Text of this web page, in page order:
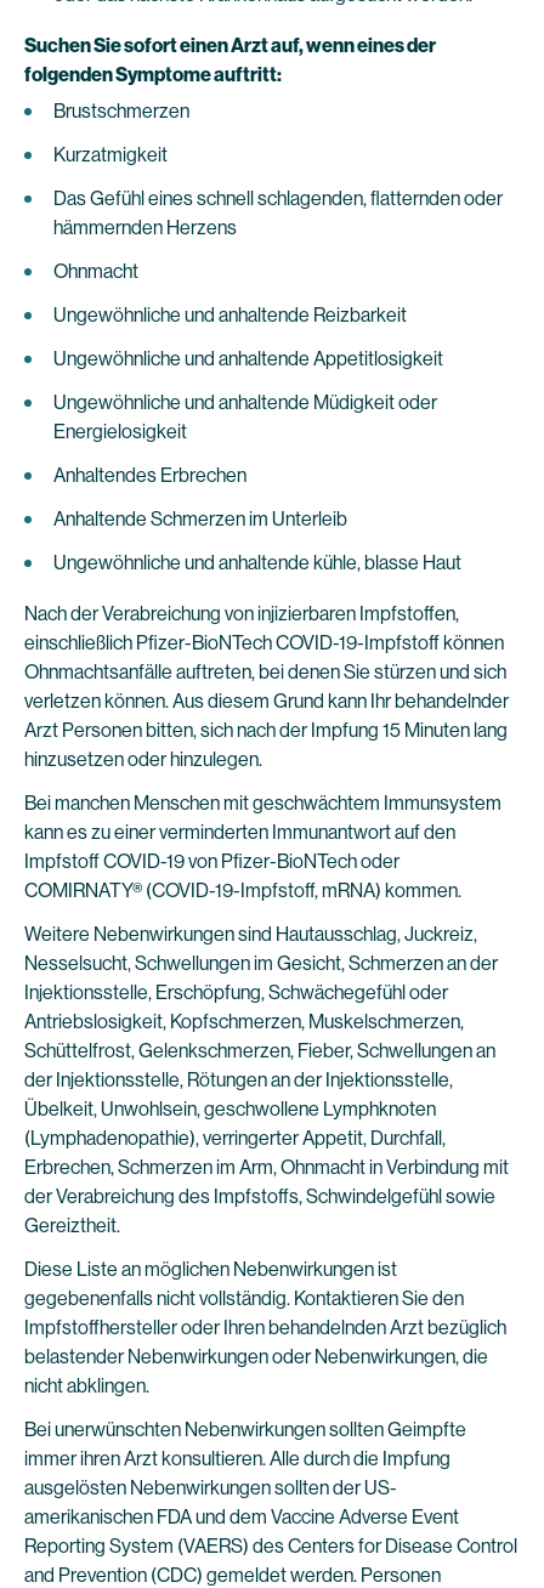
Suchen Sie sofort einen Arzt auf, wenn eines der
folgenden Symptome auftritt:
Brustschmerzen
Kurzatmigkeit
Das Gefühl eines schnell schlagenden, flatternden oder
hämmernden Herzens
Ohnmacht
Ungewöhnliche und anhaltende Reizbarkeit
Ungewöhnliche und anhaltende Appetitlosigkeit
Ungewöhnliche und anhaltende Müdigkeit oder
Energielosigkeit
Anhaltendes Erbrechen
Anhaltende Schmerzen im Unterleib
Ungewöhnliche und anhaltende kühle, blasse Haut
Nach der Verabreichung von injizierbaren Impfstoffen,
einschließlich Pfizer-BioNTech COVID-19-Impfstoff können
Ohnmachtsanfälle auftreten, bei denen Sie stürzen und sich
verletzen können. Aus diesem Grund kann Ihr behandelnder
Arzt Personen bitten, sich nach der Impfung 15 Minuten lang
hinzusetzen oder hinzulegen.
Bei manchen Menschen mit geschwächtem Immunsystem
kann es zu einer verminderten Immunantwort auf den
Impfstoff COVID-19 von Pfizer-BioNTech oder
COMIRNATY® (COVID-19-Impfstoff, mRNA) kommen.
Weitere Nebenwirkungen sind Hautausschlag, Juckreiz,
Nesselsucht, Schwellungen im Gesicht, Schmerzen an der
Injektionsstelle, Erschöpfung, Schwächegefühl oder
Antriebslosigkeit, Kopfschmerzen, Muskelschmerzen,
Schüttelfrost, Gelenkschmerzen, Fieber, Schwellungen an
der Injektionsstelle, Rötungen an der Injektionsstelle,
Übelkeit, Unwohlsein, geschwollene Lymphknoten
(Lymphadenopathie), verringerter Appetit, Durchfall,
Erbrechen, Schmerzen im Arm, Ohnmacht in Verbindung mit
der Verabreichung des Impfstoffs, Schwindelgefühl sowie
Gereiztheit.
Diese Liste an möglichen Nebenwirkungen ist
gegebenenfalls nicht vollständig. Kontaktieren Sie den
Impfstoffhersteller oder Ihren behandelnden Arzt bezüglich
belastender Nebenwirkungen oder Nebenwirkungen, die
nicht abklingen.
Bei unerwünschten Nebenwirkungen sollten Geimpfte
immer ihren Arzt konsultieren. Alle durch die Impfung
ausgelösten Nebenwirkungen sollten der US-
amerikanischen FDA und dem Vaccine Adverse Event
Reporting System (VAERS) des Centers for Disease Control
and Prevention (CDC) gemeldet werden. Personen